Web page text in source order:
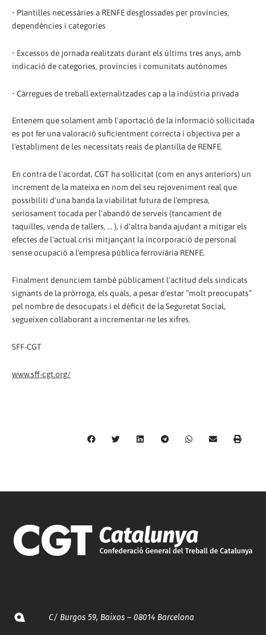
• Plantilles necessàries a RENFE desglossades per províncies,
dependències i categories
• Excessos de jornada realitzats durant els últims tres anys, amb
indicació de categories, províncies i comunitats autònomes
• Càrregues de treball externalitzades cap a la indústria privada
Entenem que solament amb l'aportació de la informació sol·licitada
es pot fer una valoració suficientment correcta i objectiva per a
l'establiment de les necessitats reals de plantilla de RENFE.
En contra de l'acordat, CGT ha sol·licitat (com en anys anteriors) un
increment de la mateixa en nom del seu rejoveniment real que
possibiliti d'una banda la viabilitat futura de l'empresa,
seriosament tocada per l'abandó de serveis (tancament de
taquilles, venda de tallers, … ), i d'altra banda ajudant a mitigar els
efectes de l'actual crisi mitjançant la incorporació de personal
sense ocupació a l'empresa pública ferroviària RENFE.
Finalment denunciem també públicament l'actitud dels sindicats
signants de la pròrroga, els quals, a pesar d'estar “molt preocupats”
pel nombre de desocupats i el dèficit de la Seguretat Social,
segueixen col·laborant a incrementar-ne les xifres.
SFF-CGT
www.sff-cgt.org/
C/ Burgos 59, Baixos – 08014 Barcelona